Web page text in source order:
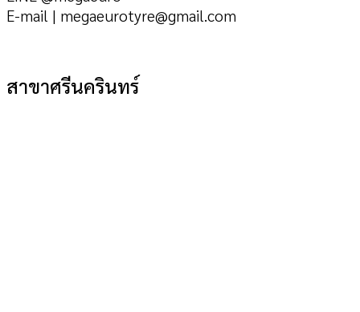
E-mail | megaeurotyre@gmail.com
สาขาศรีนครินทร์